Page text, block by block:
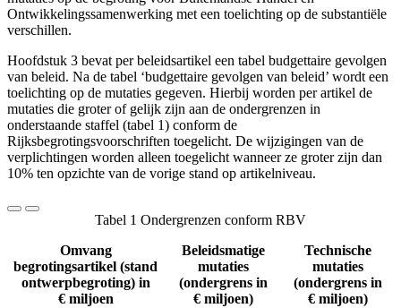
Ontwikkelingssamenwerking met een toelichting op de substantiële
verschillen.
Hoofdstuk 3 bevat per beleidsartikel een tabel budgettaire gevolgen
van beleid. Na de tabel ‘budgettaire gevolgen van beleid’ wordt een
toelichting op de mutaties gegeven. Hierbij worden per artikel de
mutaties die groter of gelijk zijn aan de ondergrenzen in
onderstaande staffel (tabel 1) conform de
Rijksbegrotingsvoorschriften toegelicht. De wijzigingen van de
verplichtingen worden alleen toegelicht wanneer ze groter zijn dan
10% ten opzichte van de vorige stand op artikelniveau.
Tabel 1 Ondergrenzen conform RBV
Omvang
begrotingsartikel (stand
ontwerpbegroting) in
€ miljoen
Beleidsmatige
mutaties
(ondergrens in
€ miljoen)
Technische
mutaties
(ondergrens in
€ miljoen)